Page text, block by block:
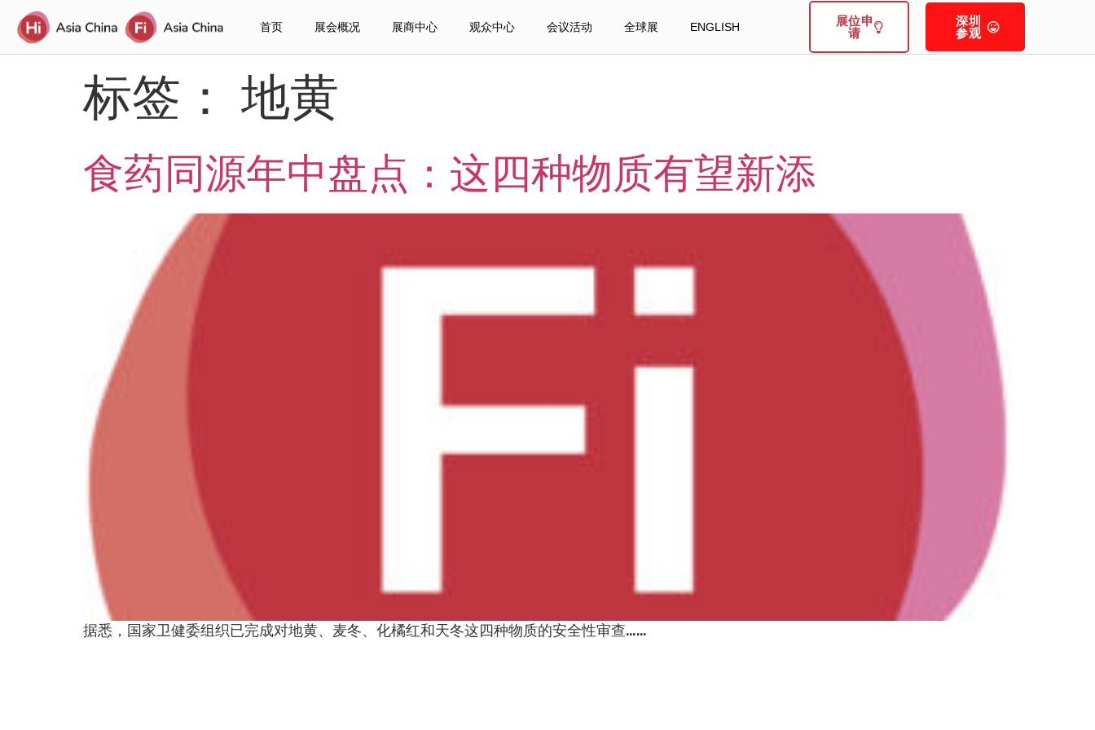
首页 展会概况 展商中心 观众中心 会议活动 全球展 ENGLISH 展位申
请
深圳
参观
标签： 地黄
食药同源年中盘点：这四种物质有望新添
据悉，国家卫健委组织已完成对地黄、麦冬、化橘红和天冬这四种物质的安全性审查……